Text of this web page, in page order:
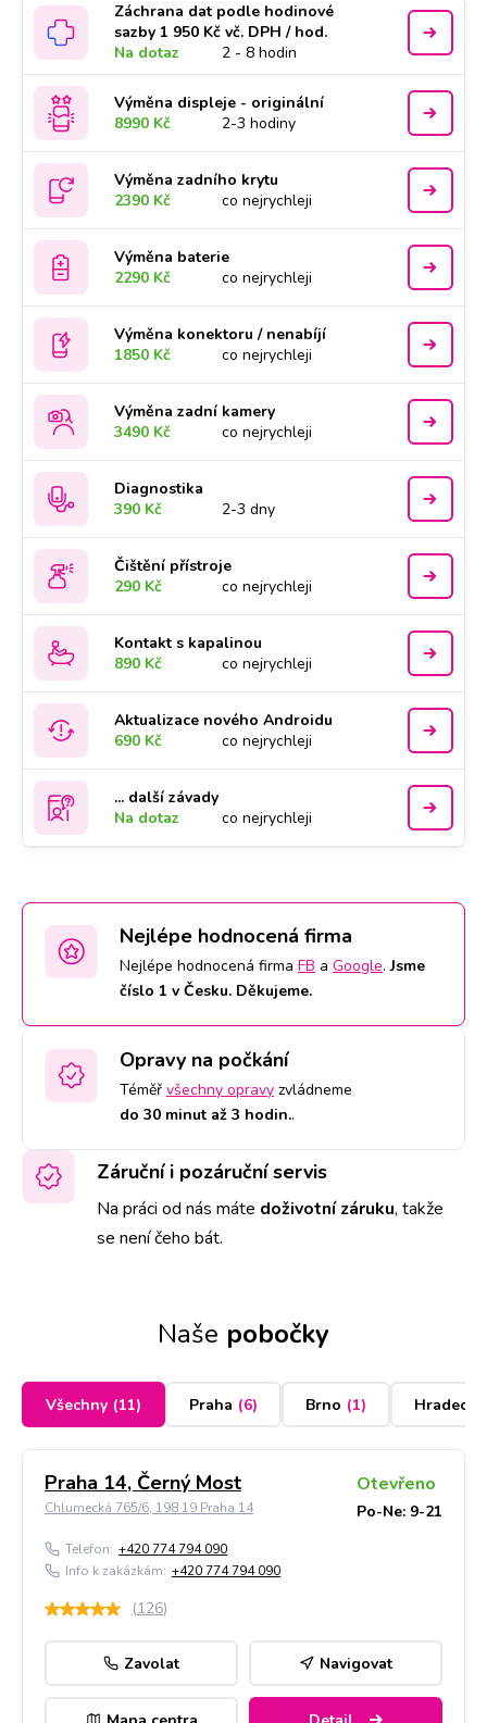
Záchrana dat podle hodinové
sazby 1 950 Kč vč. DPH / hod.
Na dotaz
2 - 8 hodin
Výměna displeje - originální
8990 Kč
2-3 hodiny
Výměna zadního krytu
2390 Kč
co nejrychleji
Výměna baterie
2290 Kč
co nejrychleji
Výměna konektoru / nenabíjí
1850 Kč
co nejrychleji
Výměna zadní kamery
3490 Kč
co nejrychleji
Diagnostika
390 Kč
2-3 dny
Čištění přístroje
290 Kč
co nejrychleji
Kontakt s kapalinou
890 Kč
co nejrychleji
Aktualizace nového Androidu
690 Kč
co nejrychleji
... další závady
Na dotaz
co nejrychleji
Nejlépe hodnocená firma
Nejlépe hodnocená firma FB a Google.Jsme
číslo 1 v Česku. Děkujeme.
Opravy na počkání
Téměř všechny opravy zvládneme
do 30 minut až 3 hodin..
Záruční i pozáruční servis
Na práci od nás máte doživotní záruku, takže
se není čeho bát.
Naše pobočky
Všechny (11) Praha (6) Brno (1) Hradec
Praha 14, Černý Most
Chlumecká 765/6, 198 19 Praha 14
Otevřeno
Po-Ne: 9-21
Telefon: +420 774 794 090
Info k zakázkám: +420 774 794 090
(126)
Zavolat Navigovat